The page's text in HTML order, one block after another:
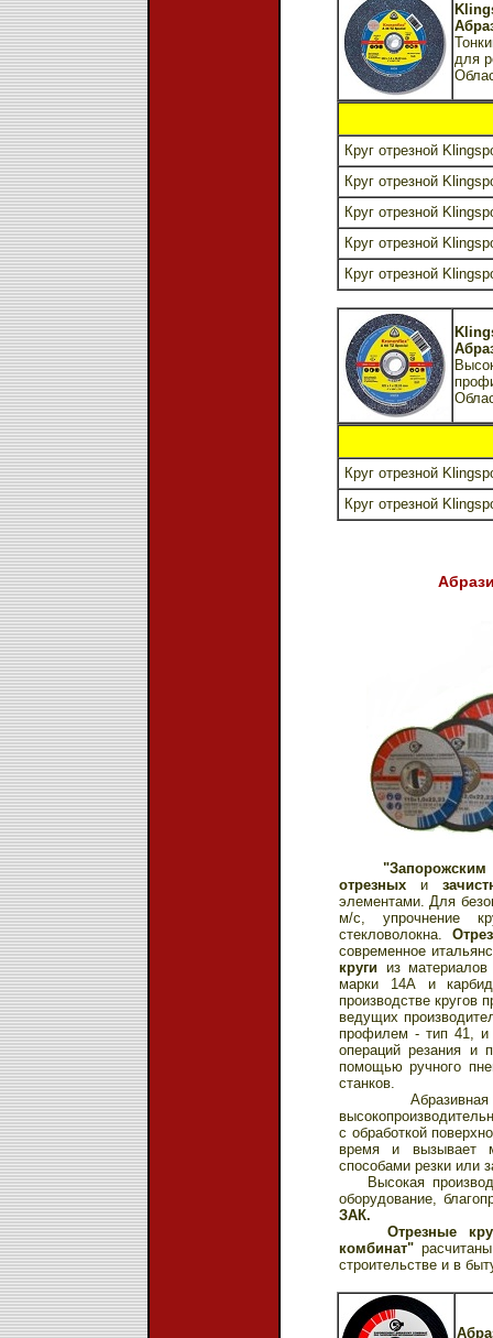
для
Круг отрезной
Круг отрезной
Круг отрезной
Круг отрезной
Круг отрезной
Круг отрезной
Круг отрезной
отрезных и
элементами. Для
м/с, упрочнение
стекловолокна.
современное
круги из
марки 14А и
производстве кругов
ведущих
профилем - тип 41, и
операций резания и
помощью ручного
станков.
Абразивная
с обработкой
время и вызывает
способами резки или
Высокая
оборудование,
ЗАК.
Отрезные
комбинат"
строительстве и в